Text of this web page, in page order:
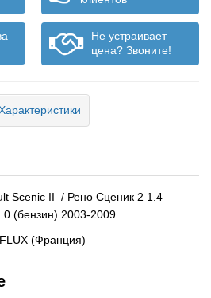
Не устраивает
цена? Звоните!
Scenic II / Рено Сценик 2 1.4
(бензин) 2003-2009.
(Франция)